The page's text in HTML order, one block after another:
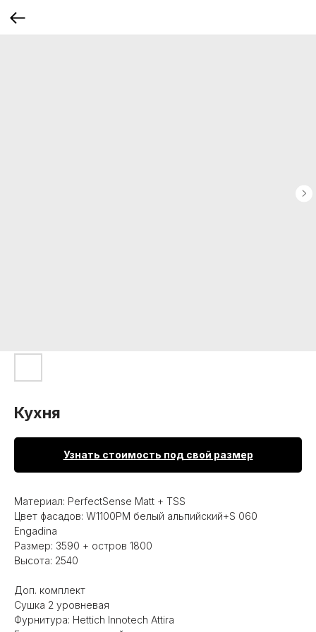
Кухня
Узнать стоимость под свой размер
Материал: PerfectSense Matt + TSS
Цвет фасадов: W1100PM белый альпийский+S 060
Engadina
Размер: 3590 + остров 1800
Высота: 2540
Доп. комплект
Сушка 2 уровневая
Фурнитура: Hettich Innotech Attira